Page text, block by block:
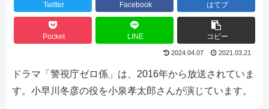
Twitter Facebook はてブ
Pocket LINE コピー
2024.04.07 2021.03.21
ドラマ「警視庁ゼロ係」は、2016年から放送されていま
す。小早川冬彦の役を小泉孝太郎さんが演じています。